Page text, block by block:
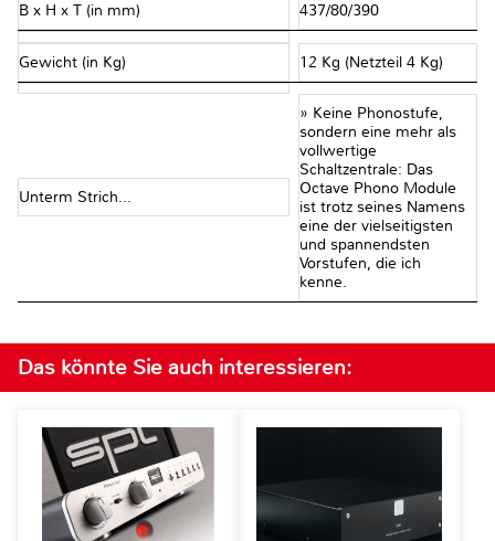
B x H x T (in mm) 437/80/390
Gewicht (in Kg) 12 Kg (Netzteil 4 Kg)
Unterm Strich...
» Keine Phonostufe,
sondern eine mehr als
vollwertige
Schaltzentrale: Das
Octave Phono Module
ist trotz seines Namens
eine der vielseitigsten
und spannendsten
Vorstufen, die ich
kenne.
Das könnte Sie auch interessieren: